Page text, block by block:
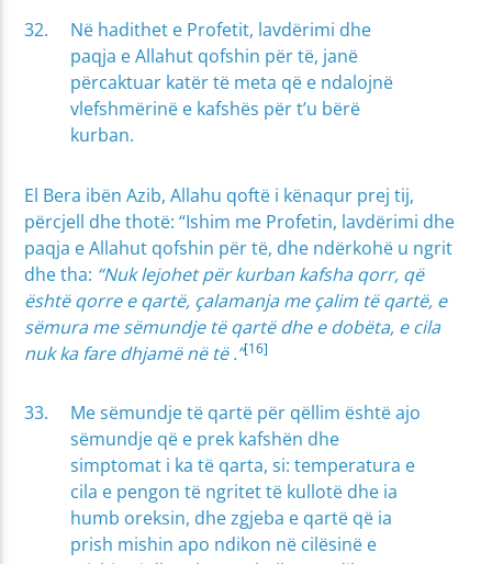
Në hadithet e Profetit, lavdërimi dhe
paqja e Allahut qofshin për të, janë
përcaktuar katër të meta që e ndalojnë
vlefshmërinë e kafshës për t’u bërë
kurban.
El Bera ibën Azib, Allahu qoftë i kënaqur prej tij,
përcjell dhe thotë: “Ishim me Profetin, lavdërimi dhe
paqja e Allahut qofshin për të, dhe ndërkohë u ngrit
dhe tha: “Nuk lejohet për kurban kafsha qorr, që
është qorre e qartë, çalamanja me çalim të qartë, e
sëmura me sëmundje të qartë dhe e dobëta, e cila
nuk ka fare dhjamë në të .”[16]
Me sëmundje të qartë për qëllim është ajo
sëmundje që e prek kafshën dhe
simptomat i ka të qarta, si: temperatura e
cila e pengon të ngritet të kullotë dhe ia
humb oreksin, dhe zgjeba e qartë që ia
prish mishin apo ndikon në cilësinë e